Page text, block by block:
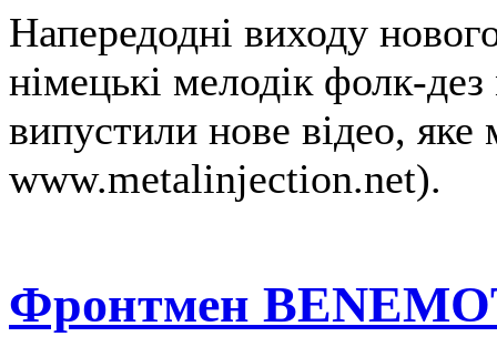
Напередодні виходу
німецькі мелодік фолк-
випустили нове відео,
www.metalinjection.net).
Фронтмен